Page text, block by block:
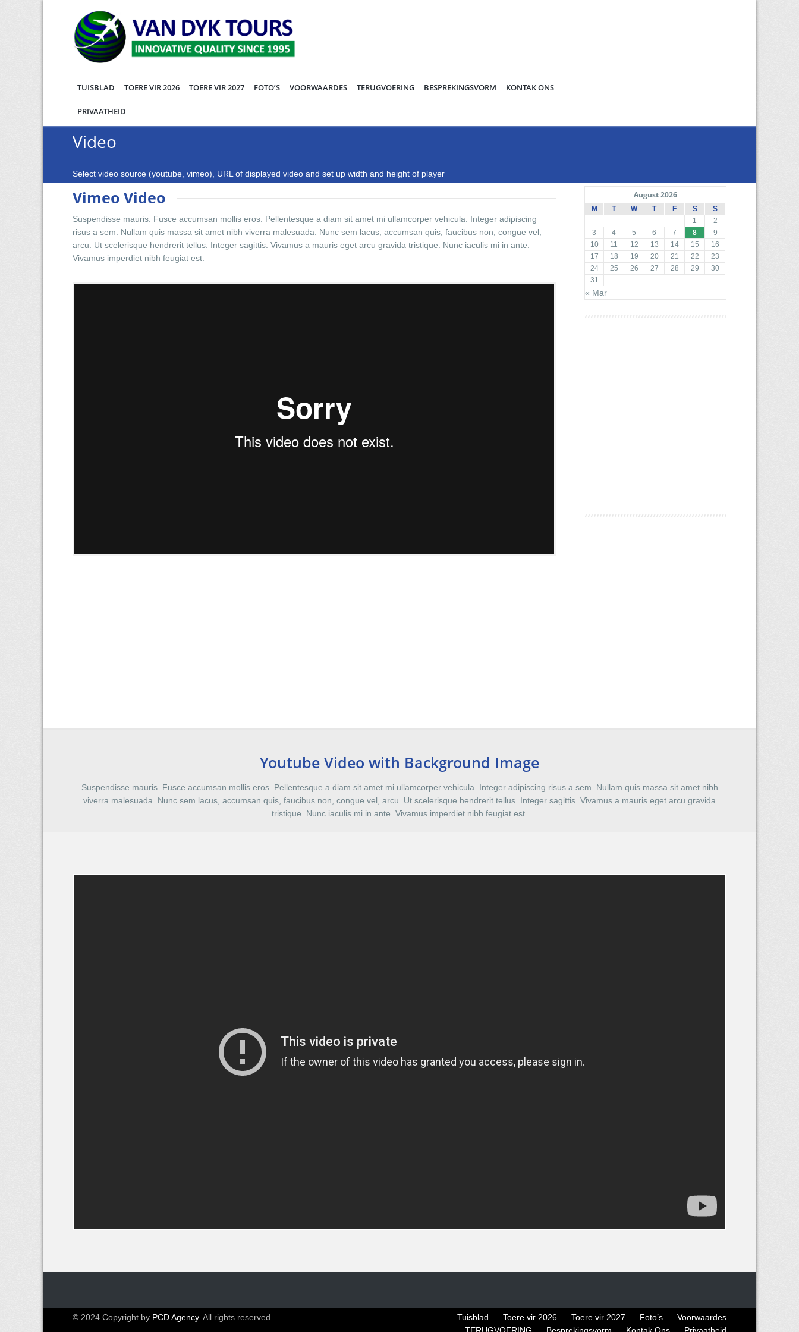
TUISBLAD TOERE VIR 2026 TOERE VIR 2027 FOTO’S VOORWAARDES TERUGVOERING BESPREKINGSVORM KONTAK ONS
PRIVAATHEID
Video
Select video source (youtube, vimeo), URL of displayed video and set up width and height of player
Vimeo Video
Suspendisse mauris. Fusce accumsan mollis eros. Pellentesque a diam sit amet mi ullamcorper vehicula. Integer adipiscing
risus a sem. Nullam quis massa sit amet nibh viverra malesuada. Nunc sem lacus, accumsan quis, faucibus non, congue vel,
arcu. Ut scelerisque hendrerit tellus. Integer sagittis. Vivamus a mauris eget arcu gravida tristique. Nunc iaculis mi in ante.
Vivamus imperdiet nibh feugiat est.
August 2026
M T W T F S
S
1
2
3
4 5 6 7 8
9
10
11 12 13 14 15
16
17
18 19 20 21 22
23
24
25 26 27 28 29
30
31
« Mar
Youtube Video with Background Image
Suspendisse mauris. Fusce accumsan mollis eros. Pellentesque a diam sit amet mi ullamcorper vehicula. Integer adipiscing risus a sem. Nullam quis massa sit amet nibh
viverra malesuada. Nunc sem lacus, accumsan quis, faucibus non, congue vel, arcu. Ut scelerisque hendrerit tellus. Integer sagittis. Vivamus a mauris eget arcu gravida
tristique. Nunc iaculis mi in ante. Vivamus imperdiet nibh feugiat est.
Tuisblad Toere vir 2026 Toere vir 2027 Foto’s
Voorwaardes
TERUGVOERING
Besprekingsvorm Kontak Ons Privaatheid
© 2024 Copyright by PCD Agency. All rights reserved.